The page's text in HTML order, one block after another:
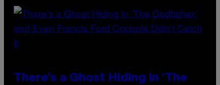
There’s a Ghost Hiding in ‘The